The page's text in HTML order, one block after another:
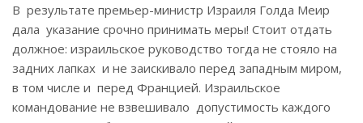
В результате премьер-министр Израиля Голда Меир
дала указание срочно принимать меры! Стоит отдать
должное: израильское руководство тогда не стояло на
задних лапках и не заискивало перед западным миром,
в том числе и перед Францией. Израильское
командование не взвешивало допустимость каждого